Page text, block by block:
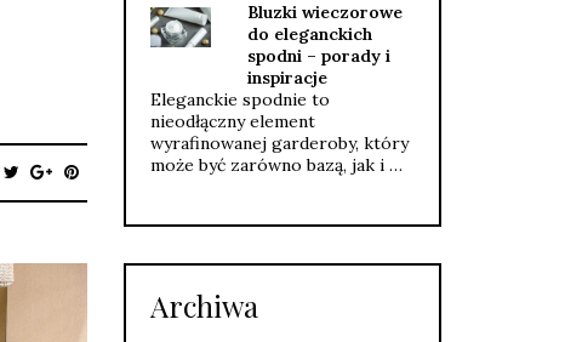
Bluzki wieczorowe
do eleganckich
spodni – porady i
inspiracje
Eleganckie spodnie to
nieodłączny element
wyrafinowanej garderoby, który
może być zarówno bazą, jak i …
Archiwa